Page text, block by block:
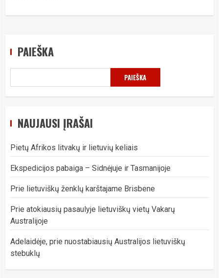
PAIEŠKA
PAIEŠKA
NAUJAUSI ĮRAŠAI
Pietų Afrikos litvakų ir lietuvių keliais
Ekspedicijos pabaiga – Sidnėjuje ir Tasmanijoje
Prie lietuviškų ženklų karštajame Brisbene
Prie atokiausių pasaulyje lietuviškų vietų Vakarų
Australijoje
Adelaidėje, prie nuostabiausių Australijos lietuviškų
stebuklų